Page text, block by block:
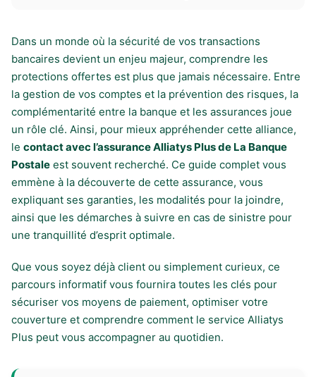
Dans un monde où la sécurité de vos transactions
bancaires devient un enjeu majeur, comprendre les
protections offertes est plus que jamais nécessaire. Entre
la gestion de vos comptes et la prévention des risques, la
complémentarité entre la banque et les assurances joue
un rôle clé. Ainsi, pour mieux appréhender cette alliance,
le contact avec l’assurance Alliatys Plus de La Banque
Postale est souvent recherché. Ce guide complet vous
emmène à la découverte de cette assurance, vous
expliquant ses garanties, les modalités pour la joindre,
ainsi que les démarches à suivre en cas de sinistre pour
une tranquillité d’esprit optimale.
Que vous soyez déjà client ou simplement curieux, ce
parcours informatif vous fournira toutes les clés pour
sécuriser vos moyens de paiement, optimiser votre
couverture et comprendre comment le service Alliatys
Plus peut vous accompagner au quotidien.